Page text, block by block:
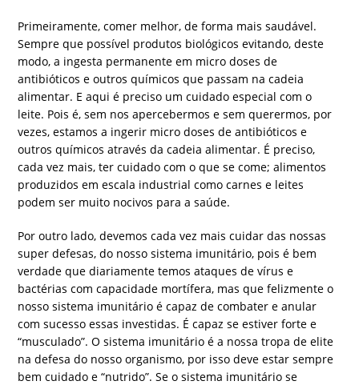
Primeiramente, comer melhor, de forma mais saudável.
Sempre que possível produtos biológicos evitando, deste
modo, a ingesta permanente em micro doses de
antibióticos e outros químicos que passam na cadeia
alimentar. E aqui é preciso um cuidado especial com o
leite. Pois é, sem nos apercebermos e sem querermos, por
vezes, estamos a ingerir micro doses de antibióticos e
outros químicos através da cadeia alimentar. É preciso,
cada vez mais, ter cuidado com o que se come; alimentos
produzidos em escala industrial como carnes e leites
podem ser muito nocivos para a saúde.
Por outro lado, devemos cada vez mais cuidar das nossas
super defesas, do nosso sistema imunitário, pois é bem
verdade que diariamente temos ataques de vírus e
bactérias com capacidade mortífera, mas que felizmente o
nosso sistema imunitário é capaz de combater e anular
com sucesso essas investidas. É capaz se estiver forte e
“musculado”. O sistema imunitário é a nossa tropa de elite
na defesa do nosso organismo, por isso deve estar sempre
bem cuidado e “nutrido”. Se o sistema imunitário se